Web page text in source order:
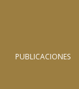
PUBLICACIONES